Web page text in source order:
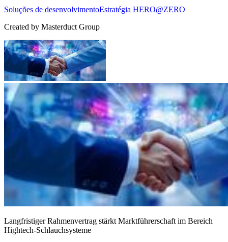
Soluções de desenvolvimentoEstratégia HERO@ZERO
Created by Masterduct Group
Langfristiger Rahmenvertrag stärkt Marktführerschaft im Bereich
Hightech-Schlauchsysteme